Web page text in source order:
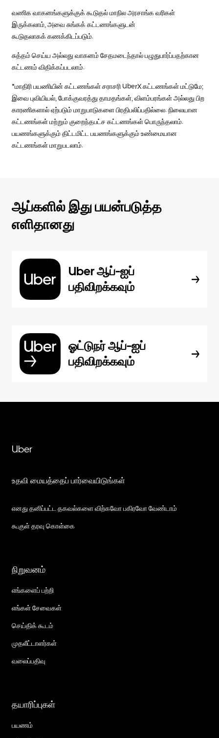
வணிக வாகனங்களுக்குக் கூடுதல் மாநில அரசாங்க வரிகள்
இருக்கலாம், அவை சுங்கக் கட்டணங்களுடன்
கூடுதலாகக் கணக்கிடப்படும்.
சுத்தம் செய்ய அல்லது வாகனம் சேதமடைந்தால் பழுதுபார்ப்பதற்கான
கட்டணம் விதிக்கப்படலாம்.
*மாதிரி பயணியின் கட்டணங்கள் சராசரி UberX கட்டணங்கள் மட்டுமே;
இவை புவியியல், போக்குவரத்து தாமதங்கள், விளம்பரங்கள் அல்லது பிற
காரணிகளால் ஏற்படும் மாறுபாடுகளை பிரதிபலிப்பதில்லை. நிலையான
கட்டணங்கள் மற்றும் குறைந்தபட்ச கட்டணங்கள் பொருந்தலாம்.
பயணங்களுக்கும் திட்டமிட்ட பயணங்களுக்கும் உண்மையான
கட்டணங்கள் மாறுபடலாம்.
ஆப்களில் இது பயன்படுத்த
எளிதானது
Uber ஆப்-ஐப்
பதிவிறக்கவும்
ஓட்டுநர் ஆப்-ஐப்
பதிவிறக்கவும்
Uber
உதவி மையத்தைப் பார்வையிடுங்கள்
எனது தனிப்பட்ட தகவல்களை விற்கவோ பகிரவோ வேண்டாம்
கூகுள் தரவு கொள்கை
நிறுவனம்
எங்களைப் பற்றி
எங்கள் சேவைகள்
செய்திக் கூடம்
முதலீட்டாளர்கள்
வலைப்பதிவு
தயாரிப்புகள்
பயணம்